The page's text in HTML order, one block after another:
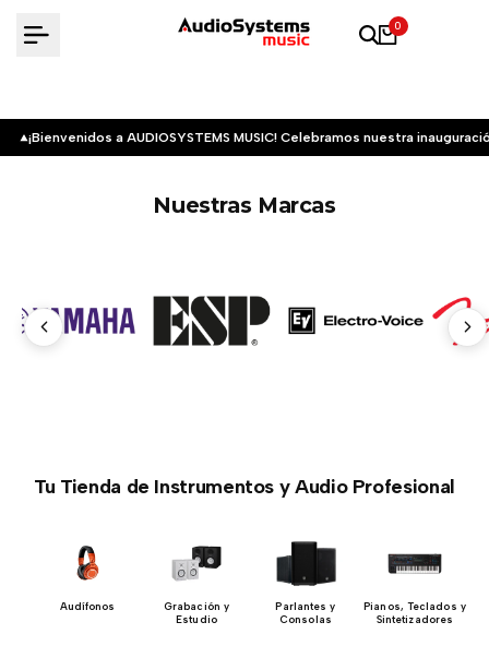
0
¡Bienvenidos a AUDIOSYSTEMS MUSIC! Celebramos nuestra
Nuestras Marcas
Tu Tienda de Instrumentos y Audio Profesional
Audífonos
Grabación y
Estudio
Parlantes y
Consolas
Pianos, Teclados y
Sintetizadores